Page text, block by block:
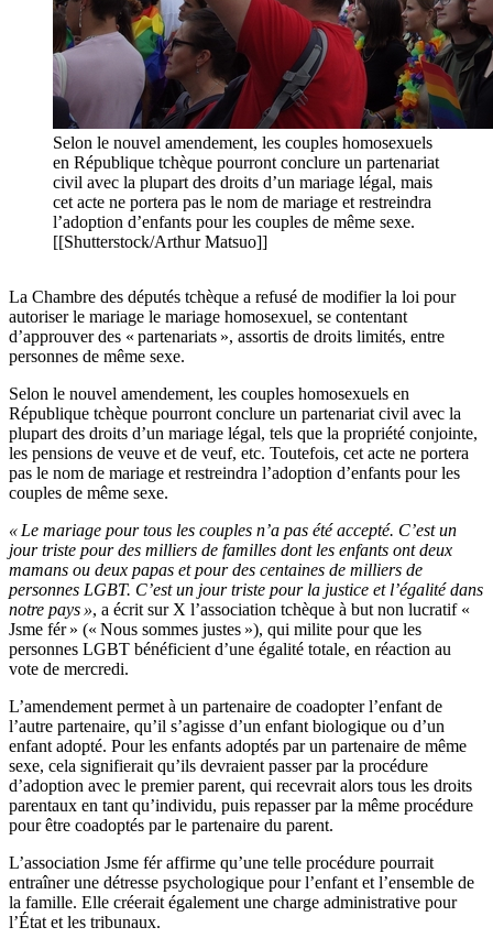
Selon le nouvel amendement, les couples homosexuels
en République tchèque pourront conclure un partenariat
civil avec la plupart des droits d’un mariage légal, mais
cet acte ne portera pas le nom de mariage et restreindra
l’adoption d’enfants pour les couples de même sexe.
[[Shutterstock/Arthur Matsuo]]
La Chambre des députés tchèque a refusé de modifier la loi pour
autoriser le mariage le mariage homosexuel, se contentant
d’approuver des « partenariats », assortis de droits limités, entre
personnes de même sexe.
Selon le nouvel amendement, les couples homosexuels en
République tchèque pourront conclure un partenariat civil avec la
plupart des droits d’un mariage légal, tels que la propriété conjointe,
les pensions de veuve et de veuf, etc. Toutefois, cet acte ne portera
pas le nom de mariage et restreindra l’adoption d’enfants pour les
couples de même sexe.
« Le mariage pour tous les couples n’a pas été accepté. C’est un
jour triste pour des milliers de familles dont les enfants ont deux
mamans ou deux papas et pour des centaines de milliers de
personnes LGBT. C’est un jour triste pour la justice et l’égalité dans
notre pays », a écrit sur X l’association tchèque à but non lucratif «
Jsme fér » (« Nous sommes justes »), qui milite pour que les
personnes LGBT bénéficient d’une égalité totale, en réaction au
vote de mercredi.
L’amendement permet à un partenaire de coadopter l’enfant de
l’autre partenaire, qu’il s’agisse d’un enfant biologique ou d’un
enfant adopté. Pour les enfants adoptés par un partenaire de même
sexe, cela signifierait qu’ils devraient passer par la procédure
d’adoption avec le premier parent, qui recevrait alors tous les droits
parentaux en tant qu’individu, puis repasser par la même procédure
pour être coadoptés par le partenaire du parent.
L’association Jsme fér affirme qu’une telle procédure pourrait
entraîner une détresse psychologique pour l’enfant et l’ensemble de
la famille. Elle créerait également une charge administrative pour
l’État et les tribunaux.